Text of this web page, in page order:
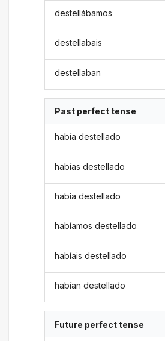
destellábamos
destellabais
destellaban
Past perfect tense
había destellado
habías destellado
había destellado
habíamos destellado
habíais destellado
habían destellado
Future perfect tense